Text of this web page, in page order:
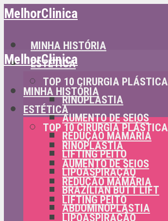
MelhorClinica
MINHA HISTÓRIA
ESTÉTICA
TOP 10 CIRURGIA PLÁSTICA
RINOPLASTIA
AUMENTO DE SEIOS
REDUÇÃO MAMÁRIA
LIFTING PEITO
LIPOASPIRAÇÃO
BRAZILIAN BUTT LIFT
ABDOMINOPLASTIA
MelhorClinica
MINHA HISTÓRIA
ESTÉTICA
TOP 10 CIRURGIA PLÁSTICA
RINOPLASTIA
AUMENTO DE SEIOS
REDUÇÃO MAMÁRIA
LIFTING PEITO
LIPOASPIRAÇÃO